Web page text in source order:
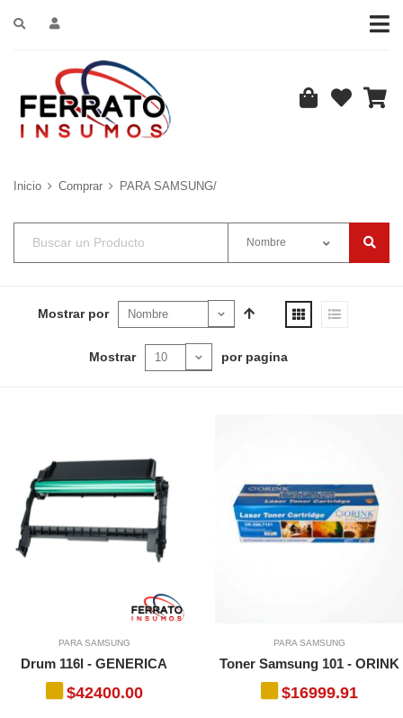
Inicio Comprar PARA SAMSUNG/
Nombre
Mostrar por
Mostrar por pagina
PARA SAMSUNG
Drum 116l - GENERICA
$42400.00
PARA SAMSUNG
Toner Samsung 101 - ORINK
$16999.91